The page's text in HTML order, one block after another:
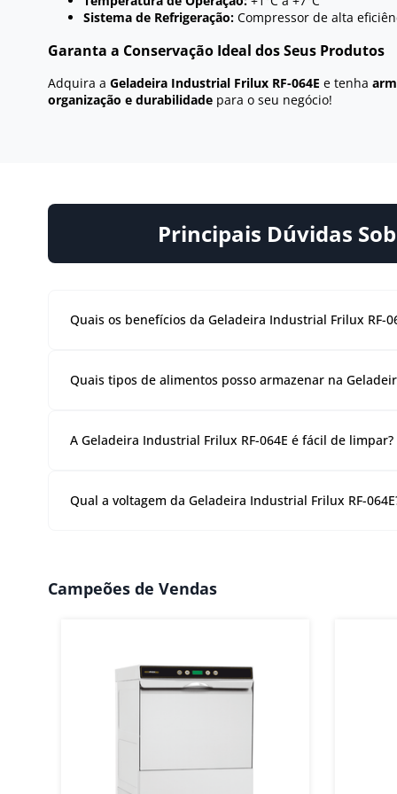
Sistema de Refrigeração: Compressor de alta
Garanta a Conservação Ideal dos Seus Produtos
Adquira a Geladeira Industrial Frilux RF-064E e tenha
organização e durabilidade para o seu negócio!
Principais Dúvidas
Quais os benefícios da Geladeira Industrial Frilux RF-
porta, que permitem personalizar o espaço interno
Quais tipos de alimentos posso armazenar na
064E? Altura: 2010 mm Largura: 1365 mm
A Geladeira Industrial Frilux RF-064E é fácil de limpar?
Qual a voltagem da Geladeira Industrial Frilux RF-
Campeões de Vendas